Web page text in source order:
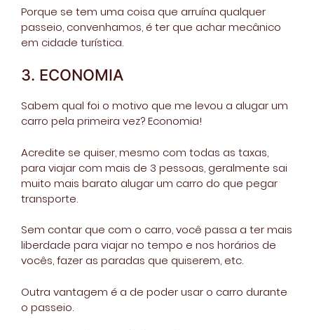
Porque se tem uma coisa que arruína qualquer
passeio, convenhamos, é ter que achar mecânico
em cidade turística.
3. ECONOMIA
Sabem qual foi o motivo que me levou a alugar um
carro pela primeira vez? Economia!
Acredite se quiser, mesmo com todas as taxas,
para viajar com mais de 3 pessoas, geralmente sai
muito mais barato alugar um carro do que pegar
transporte.
Sem contar que com o carro, você passa a ter mais
liberdade para viajar no tempo e nos horários de
vocês, fazer as paradas que quiserem, etc.
Outra vantagem é a de poder usar o carro durante
o passeio.